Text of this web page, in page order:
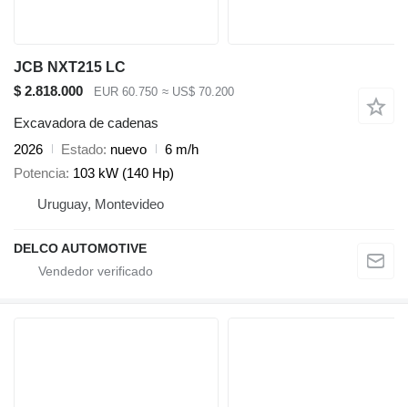
JCB NXT215 LC
$ 2.818.000
EUR 60.750 ≈ US$ 70.200
Excavadora de cadenas
2026
Estado nuevo
6 m/h
Potencia 103 kW (140 Hp)
Uruguay, Montevideo
DELCO AUTOMOTIVE